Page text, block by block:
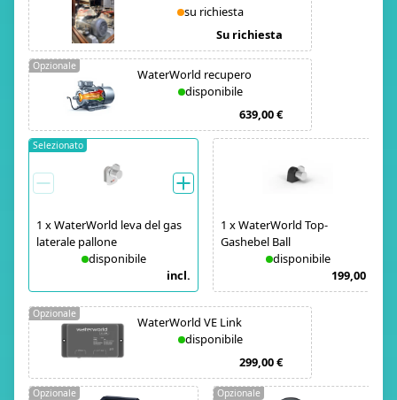
su richiesta
Su richiesta
WaterWorld recupero
disponibile
639,00 €
Opzionale
1 xWaterWorld leva del gas
laterale pallone
disponibile
incl.
Selezionato
1 xWaterWorld Top-
Gashebel Ball
disponibile
199,00 €
WaterWorld VE Link
disponibile
299,00 €
Opzionale
Opzionale Opzionale